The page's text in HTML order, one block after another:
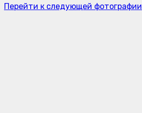
Перейти к следующей фотографии